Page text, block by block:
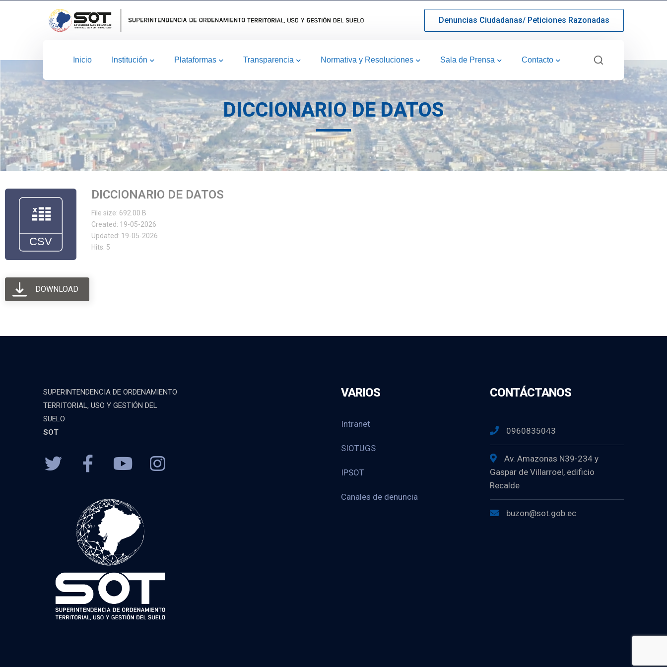
Denuncias Ciudadanas/ Peticiones Razonadas
Inicio Institución Plataformas Transparencia Normativa y Resoluciones Sala de Prensa Contacto
DICCIONARIO DE DATOS
DICCIONARIO DE DATOS
File size: 692.00 B
Created: 19-05-2026
Updated: 19-05-2026
Hits: 5
DOWNLOAD
SUPERINTENDENCIA DE ORDENAMIENTO
TERRITORIAL, USO Y GESTIÓN DEL
SUELO
SOT
VARIOS
Intranet
SIOTUGS
IPSOT
Canales de denuncia
CONTÁCTANOS
0960835043
Av. Amazonas N39-234 y
Gaspar de Villarroel, edificio
Recalde
buzon@sot.gob.ec